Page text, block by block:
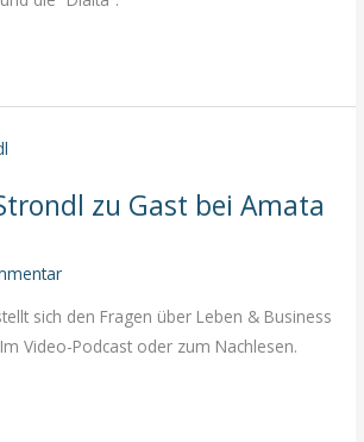
zu Gast bei Amata
sich den Fragen über Leben & Business
Video-Podcast oder zum Nachlesen.